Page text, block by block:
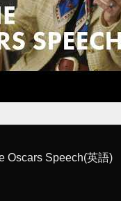
Oscars Speech(英語)